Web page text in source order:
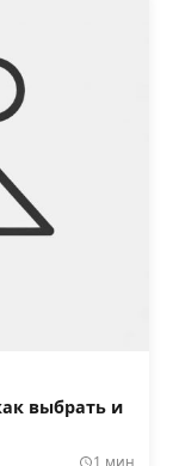
выбрать и